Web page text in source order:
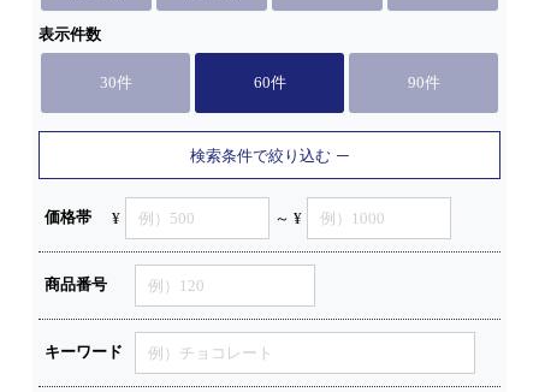
表示件数
30件 60件 90件
検索条件で絞り込む
価格帯 ¥ ～ ¥
商品番号
キーワード